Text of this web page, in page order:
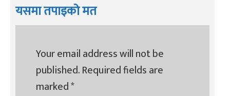
यसमा तपाइको मत
Your email address will not be
published.Required fields are
marked*